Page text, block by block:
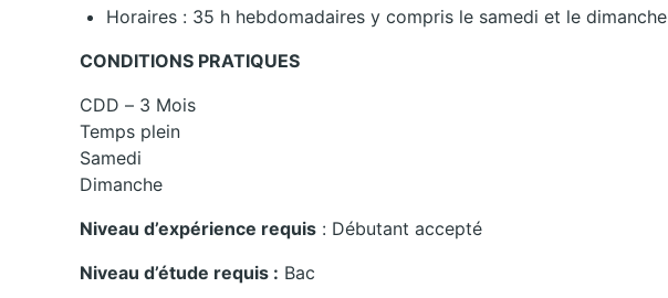
Horaires : 35 h hebdomadaires y compris le samedi et le dimanche
CONDITIONS PRATIQUES
CDD – 3 Mois
Temps plein
Samedi
Dimanche
Niveau d’expérience requis : Débutant accepté
Niveau d’étude requis : Bac